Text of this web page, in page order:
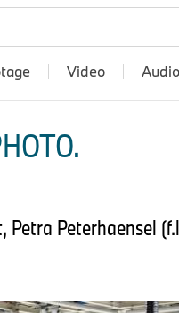
Video Audio
Petra Peterhaensel